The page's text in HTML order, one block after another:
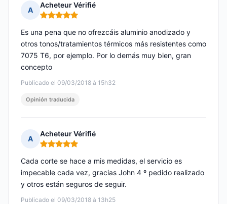
A
Acheteur Vérifié
Nota: 5 de 5
Publicado el 09/03/2018 à 15h32
Es una pena que no ofrezcáis aluminio anodizado y
otros tonos/tratamientos térmicos más resistentes como
7075 T6, por ejemplo. Por lo demás muy bien, gran
concepto
Opinión traducida
A
Acheteur Vérifié
Nota: 5 de 5
Publicado el 09/03/2018 à 13h25
Cada corte se hace a mis medidas, el servicio es
impecable cada vez, gracias John 4 º pedido realizado
y otros están seguros de seguir.